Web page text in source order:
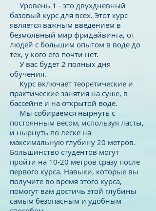
Уровень 1 - это двухдневный
базовый курс для всех. Этот курс
является важным введением в
безмолвный мир фридайвинга, от
людей с большим опытом в воде до
тех, у кого его почти нет.
У вас будет 2 полных дня
обучения.
Курс включает теоретические и
практические занятия на суше, в
бассейне и на открытой воде.
Мы собираемся нырнуть с
постоянным весом, используя ласты,
и нырнуть по леске на
максимальную глубину 20 метров.
Большинство студентов могут
пройти на 10-20 метров сразу после
первого курса. Навыки, которые вы
получите во время этого курса,
помогут вам достичь этой глубины
самым безопасным и удобным